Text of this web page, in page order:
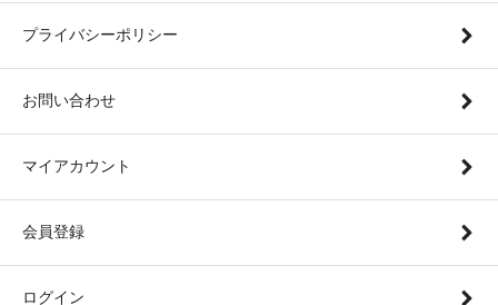
プライバシーポリシー
お問い合わせ
マイアカウント
会員登録
ログイン